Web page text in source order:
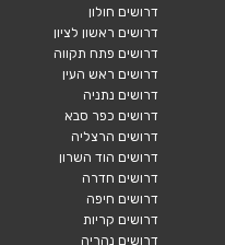
דרושים חולון
דרושים ראשון לציון
דרושים פתח תקווה
דרושים ראש העין
דרושים נתניה
דרושים כפר סבא
דרושים הרצליה
דרושים הוד השרון
דרושים חדרה
דרושים חיפה
דרושים קריות
דרושים נהריה